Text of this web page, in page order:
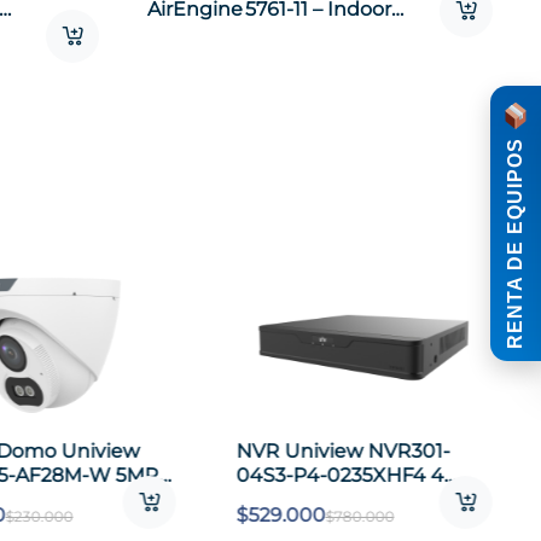
Outdoor – 802.11ac Wave 2,
NVR301-
0235XHF4 4
4K HDMI VGA
$780.000
Cámara Bala Uniview UAC-
B112-F28-X 2MP IR Exterior
IP67 TVI/AHD/CVI/CVBS
$130.000
$86.000
RENTA DE EQUIPOS